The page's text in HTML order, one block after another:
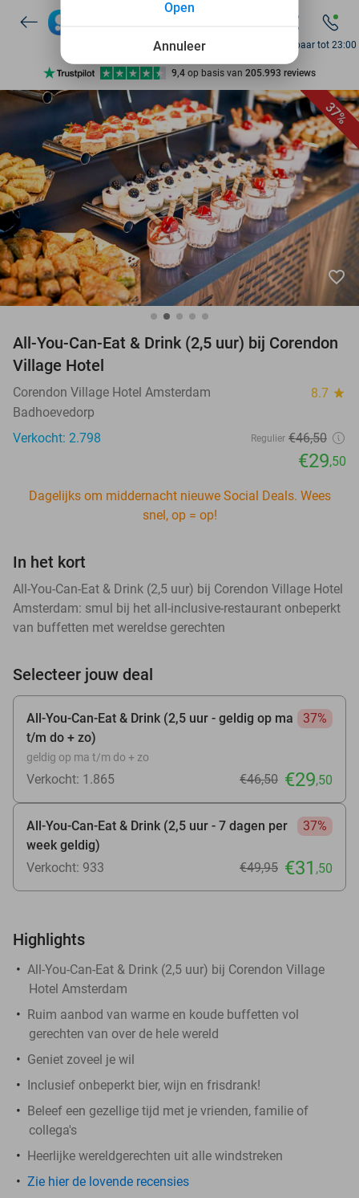
7 dagen per week beschikbaar
10+ miljoen leden
9,4 op basis van 205.993 reviews
Ontdek 15.000+ deals
7 dagen per week beschikbaar
10+ miljoen leden
Bereikbaar tot 23:00
37%
favorite_border
All-You-Can-Eat & Drink (2,5 uur) bij Corendon
Village Hotel
Corendon Village Hotel Amsterdam 8.7 star
Badhoevedorp
Verkocht: 2.798
Regulier €46,50
€29,50
Dagelijks om middernacht nieuwe Social Deals. Wees
snel, op = op!
In het kort
All-You-Can-Eat & Drink (2,5 uur) bij Corendon Village Hotel
Amsterdam: smul bij het all-inclusive-restaurant onbeperkt
van buffetten met wereldse gerechten
Selecteer jouw deal
All-You-Can-Eat & Drink (2,5 uur - geldig op ma
t/m do + zo)
37%
geldig op ma t/m do + zo
Verkocht: 1.865 €46,50 €29,50
All-You-Can-Eat & Drink (2,5 uur - 7 dagen per
week geldig)
37%
Verkocht: 933 €49,95 €31 ,50
Highlights
All-You-Can-Eat & Drink (2,5 uur) bij Corendon Village
Hotel Amsterdam
Ruim aanbod van warme en koude buffetten vol
gerechten van over de hele wereld
Geniet zoveel je wil
Inclusief onbeperkt bier, wijn en frisdrank!
Beleef een gezellige tijd met je vrienden, familie of
collega's
Heerlijke wereldgerechten uit alle windstreken
Zie hier de lovende recensies
Annuleer
Open